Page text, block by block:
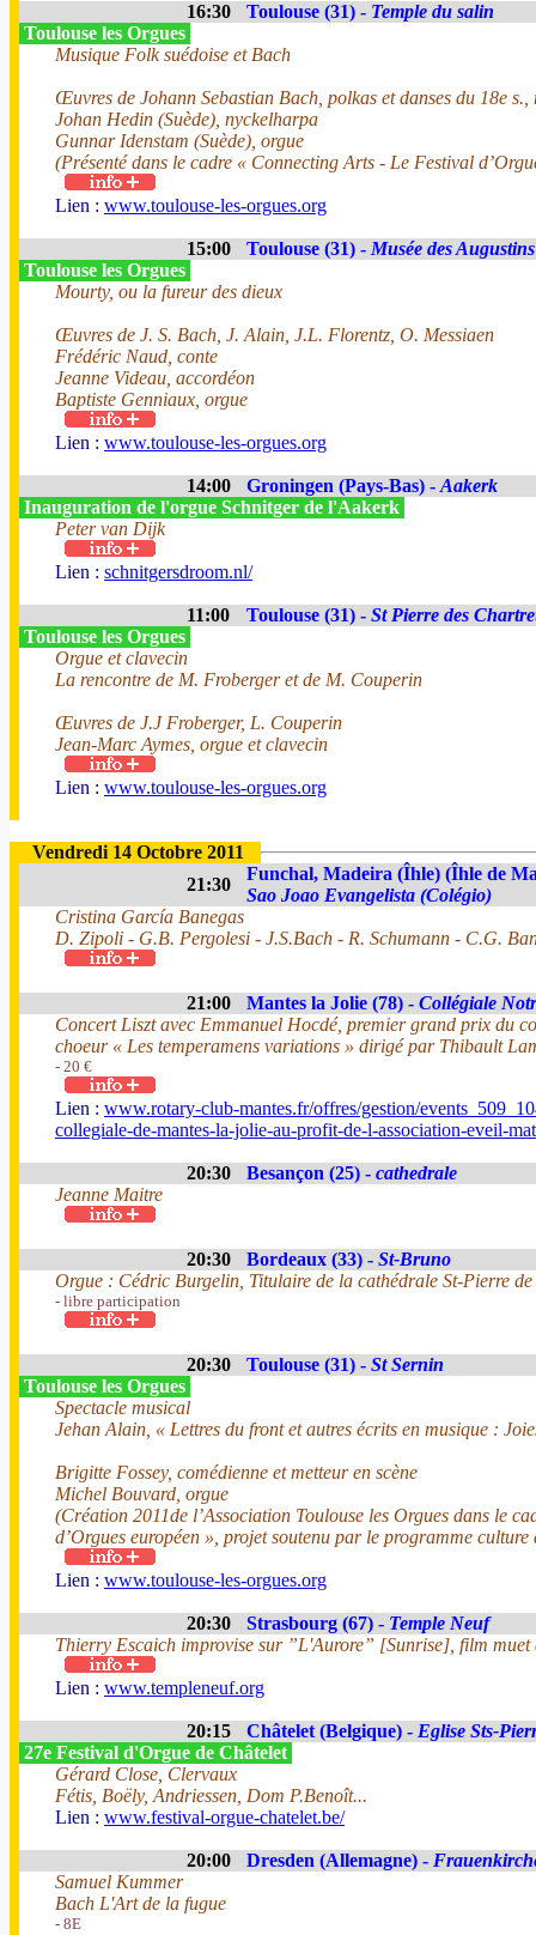
16:30 Toulouse (31) - Temple du salin
Toulouse les Orgues
Musique Folk suédoise et Bach
Œuvres de Johann Sebastian Bach, polkas et danses du 18e
Johan Hedin (Suède), nyckelharpa
Gunnar Idenstam (Suède), orgue
(Présenté dans le cadre « Connecting Arts - Le Festival
Lien : www.toulouse-les-orgues.org
15:00 Toulouse (31) - Musée des Augustins
Toulouse les Orgues
Mourty, ou la fureur des dieux
Œuvres de J. S. Bach, J. Alain, J.L. Florentz, O. Messiaen
Frédéric Naud, conte
Jeanne Videau, accordéon
Baptiste Genniaux, orgue
Lien : www.toulouse-les-orgues.org
14:00 Groningen (Pays-Bas) - Aakerk
Inauguration de l'orgue Schnitger de l'Aakerk
Peter van Dijk
Lien : schnitgersdroom.nl/
11:00 Toulouse (31) - St Pierre des
Toulouse les Orgues
Orgue et clavecin
La rencontre de M. Froberger et de M. Couperin
Œuvres de J.J Froberger, L. Couperin
Jean-Marc Aymes, orgue et clavecin
Lien : www.toulouse-les-orgues.org
Vendredi 14 Octobre 2011
21:30
Funchal, Madeira (Îhle) (Îhle de
Sao Joao Evangelista (Colégio)
Cristina García Banegas
D. Zipoli - G.B. Pergolesi - J.S.Bach - R. Schumann - C.G.
21:00 Mantes la Jolie (78) - Collégiale
Concert Liszt avec Emmanuel Hocdé, premier grand prix du
choeur « Les temperamens variations » dirigé par Thibault
- 20 €
Lien : www.rotary-club-mantes.fr/offres/gestion/
collegiale-de-mantes-la-jolie-au-profit-de-l-association-eveil-
20:30 Besançon (25) - cathedrale
Jeanne Maitre
20:30 Bordeaux (33) - St-Bruno
Orgue : Cédric Burgelin, Titulaire de la cathédrale St-Pierre de
- libre participation
20:30 Toulouse (31) - St Sernin
Toulouse les Orgues
Spectacle musical
Jehan Alain, « Lettres du front et autres écrits en musique :
Brigitte Fossey, comédienne et metteur en scène
Michel Bouvard, orgue
(Création 2011de l’Association Toulouse les Orgues dans le
d’Orgues européen », projet soutenu par le programme
Lien : www.toulouse-les-orgues.org
20:30 Strasbourg (67) - Temple Neuf
Thierry Escaich improvise sur ”L'Aurore” [Sunrise], film
Lien : www.templeneuf.org
20:15 Châtelet (Belgique) - Eglise Sts-
27e Festival d'Orgue de Châtelet
Gérard Close, Clervaux
Fétis, Boëly, Andriessen, Dom P.Benoît...
Lien : www.festival-orgue-chatelet.be/
20:00 Dresden (Allemagne) -
Samuel Kummer
Bach L'Art de la fugue
- 8E